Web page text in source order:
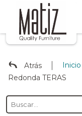
Atrás Inicio
Redonda TERAS